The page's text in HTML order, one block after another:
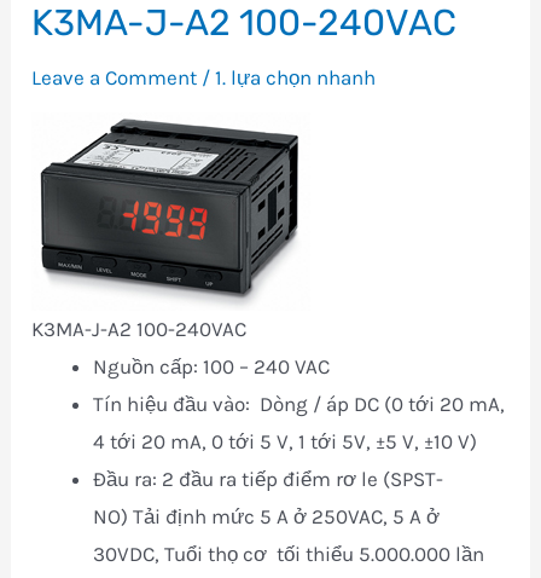
K3MA-J-A2 100-240VAC
Leave a Comment /1. lựa chọn nhanh
K3MA-J-A2 100-240VAC
Nguồn cấp: 100 – 240 VAC
Tín hiệu đầu vào: Dòng / áp DC (0 tới 20 mA,
4 tới 20 mA, 0 tới 5 V, 1 tới 5V, ±5 V, ±10 V)
Đầu ra: 2 đầu ra tiếp điểm rơ le (SPST-
NO) Tải định mức 5 A ở 250VAC, 5 A ở
30VDC, Tuổi thọ cơ tối thiểu 5.000.000 lần